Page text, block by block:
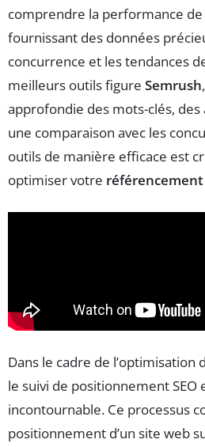
comprendre la performance de
fournissant des données
concurrence et les tendances
meilleurs outils figure Semrush
approfondie des mots-clés,
une comparaison avec les
outils de manière efficace est
optimiser votre
Dans le cadre de l’optimisation
le suivi de positionnement SEO
incontournable. Ce processus
positionnement d’un site web